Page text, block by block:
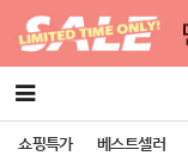
쇼핑특가 베스트셀러